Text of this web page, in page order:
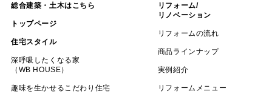
総合建築・土木はこちら
トップページ
住宅スタイル
深呼吸したくなる家
（WB HOUSE）
趣味を生かせるこだわり住宅
リフォーム/
リノベーション
リフォームの流れ
商品ラインナップ
実例紹介
リフォームメニュー